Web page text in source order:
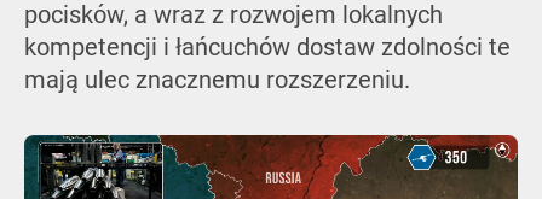
pocisków, a wraz z rozwojem lokalnych
kompetencji i łańcuchów dostaw zdolności te
mają ulec znacznemu rozszerzeniu.